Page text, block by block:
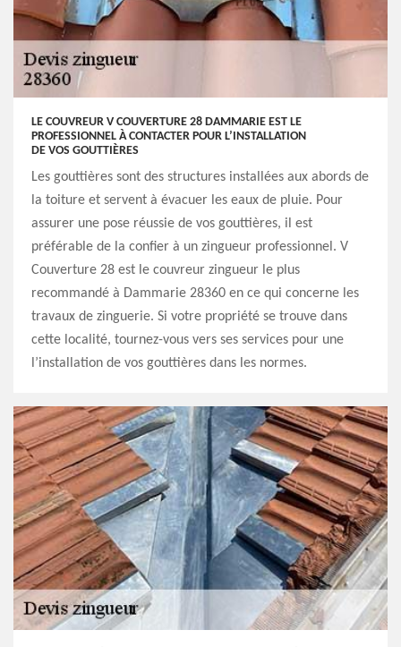
LE COUVREUR V COUVERTURE 28 DAMMARIE EST LE
PROFESSIONNEL À CONTACTER POUR L’INSTALLATION
DE VOS GOUTTIÈRES
Les gouttières sont des structures installées aux abords de
la toiture et servent à évacuer les eaux de pluie. Pour
assurer une pose réussie de vos gouttières, il est
préférable de la confier à un zingueur professionnel. V
Couverture 28 est le couvreur zingueur le plus
recommandé à Dammarie 28360 en ce qui concerne les
travaux de zinguerie. Si votre propriété se trouve dans
cette localité, tournez-vous vers ses services pour une
l’installation de vos gouttières dans les normes.